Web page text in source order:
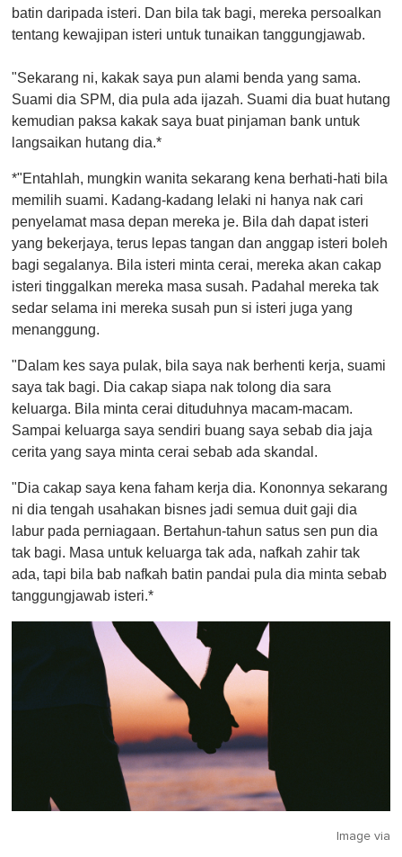
batin daripada isteri. Dan bila tak bagi, mereka persoalkan
tentang kewajipan isteri untuk tunaikan tanggungjawab.
"Sekarang ni, kakak saya pun alami benda yang sama.
Suami dia SPM, dia pula ada ijazah. Suami dia buat hutang
kemudian paksa kakak saya buat pinjaman bank untuk
langsaikan hutang dia.*
*"Entahlah, mungkin wanita sekarang kena berhati-hati bila
memilih suami. Kadang-kadang lelaki ni hanya nak cari
penyelamat masa depan mereka je. Bila dah dapat isteri
yang bekerjaya, terus lepas tangan dan anggap isteri boleh
bagi segalanya. Bila isteri minta cerai, mereka akan cakap
isteri tinggalkan mereka masa susah. Padahal mereka tak
sedar selama ini mereka susah pun si isteri juga yang
menanggung.
"Dalam kes saya pulak, bila saya nak berhenti kerja, suami
saya tak bagi. Dia cakap siapa nak tolong dia sara
keluarga. Bila minta cerai dituduhnya macam-macam.
Sampai keluarga saya sendiri buang saya sebab dia jaja
cerita yang saya minta cerai sebab ada skandal.
"Dia cakap saya kena faham kerja dia. Kononnya sekarang
ni dia tengah usahakan bisnes jadi semua duit gaji dia
labur pada perniagaan. Bertahun-tahun satus sen pun dia
tak bagi. Masa untuk keluarga tak ada, nafkah zahir tak
ada, tapi bila bab nafkah batin pandai pula dia minta sebab
tanggungjawab isteri.*
Image via